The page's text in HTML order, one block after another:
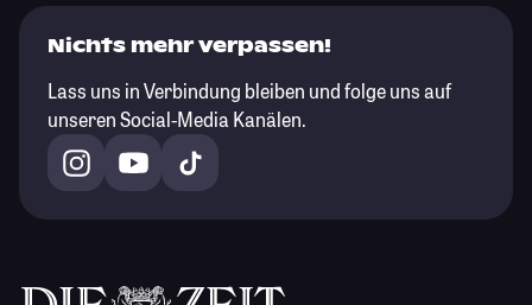
Nichts mehr verpassen!
Lass uns in Verbindung bleiben und folge uns auf
unseren Social-Media Kanälen.